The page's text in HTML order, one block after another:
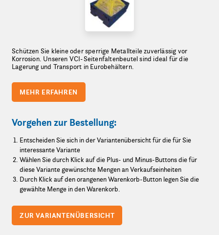
Schützen Sie kleine oder sperrige Metallteile zuverlässig vor
Korrosion. Unseren VCI-Seitenfaltenbeutel sind ideal für die
Lagerung und Transport in Eurobehältern.
MEHR ERFAHREN
Vorgehen zur Bestellung:
Entscheiden Sie sich in der Variantenübersicht für die für Sie
interessante Variante
Wählen Sie durch Klick auf die Plus- und Minus-Buttons die für
diese Variante gewünschte Mengen an Verkaufseinheiten
Durch Klick auf den orangenen Warenkorb-Button legen Sie die
gewählte Menge in den Warenkorb.
ZUR VARIANTENÜBERSICHT